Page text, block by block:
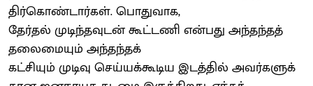
திர்கொண்டார்கள். பொதுவாக,
தேர்தல் முடிந்தவுடன் கூட்டணி என்பது அந்தந்தத்
தலைமையும் அந்தந்தக்
கட்சியும் முடிவு செய்யக்கூடிய இடத்தில் அவர்களுக்